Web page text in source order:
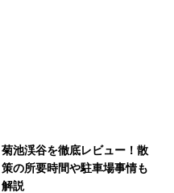
菊池渓谷を徹底レビュー！散
策の所要時間や駐車場事情も
解説